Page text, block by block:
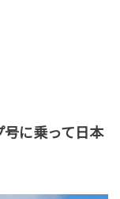
号に乗って日本